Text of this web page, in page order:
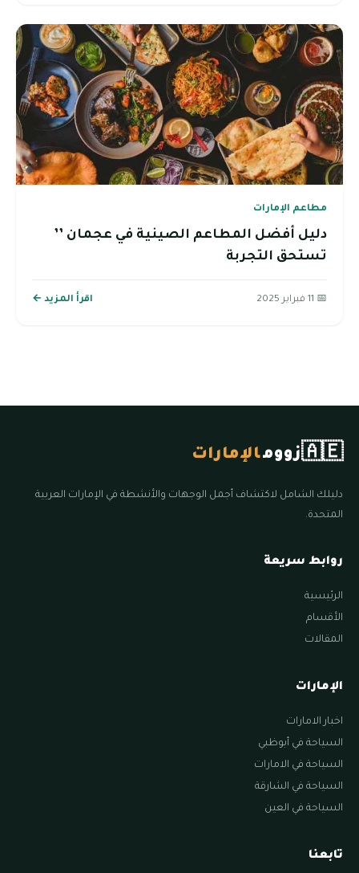
مطاعم الإمارات
دليل أفضل المطاعم الصينية في عجمان ’’
تستحق التجربة
📅 11 فبراير 2025 اقرأ المزيد ←
🇦🇪زوومالإمارات
دليلك الشامل لاكتشاف أجمل الوجهات والأنشطة في الإمارات العربية
المتحدة.
روابط سريعة
الرئيسية
الأقسام
المقالات
الإمارات
اخبار الامارات
السياحة في أبوظبي
السياحة في الامارات
السياحة في الشارقة
السياحة في العين
تابعنا